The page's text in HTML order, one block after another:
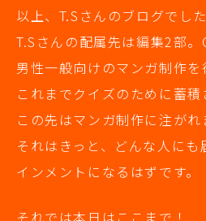
以上、T.Sさんのブログでした
T.Sさんの配属先は編集2部。
男性一般向けのマンガ制作を
これまでクイズのために蓄積
この先はマンガ制作に注がれ
それはきっと、どんな人に
インメントになるはずです。